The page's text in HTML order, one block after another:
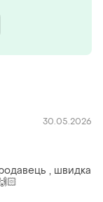
30.05.2026
, швидка